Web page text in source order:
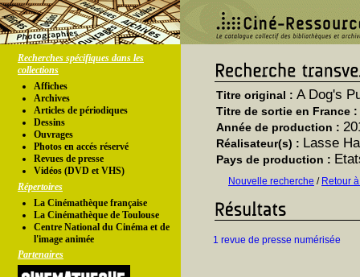
Recherches spécifiques dans les
collections
Affiches
Archives
Articles de périodiques
Dessins
Ouvrages
Photos en accés réservé
Revues de presse
Vidéos (DVD et VHS)
Répertoires
La Cinémathèque française
La Cinémathèque de Toulouse
Centre National du Cinéma et de
l'image animée
Partenaires
Titre original : A Dog's
Titre de sortie en France :
Année de production :
Réalisateur(s) : Lasse
Pays de production :
Nouvelle recherche / Retour
1 revue de presse numérisée